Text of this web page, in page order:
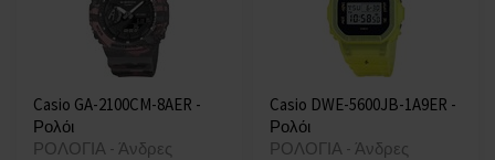
Casio GA-2100CM-8AER -
Ρολόι
ΡΟΛΟΓΙΑ - Άνδρες
Casio DWE-5600JB-1A9ER -
Ρολόι
ΡΟΛΟΓΙΑ - Άνδρες